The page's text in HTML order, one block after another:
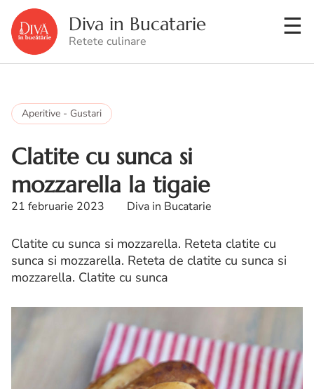
Diva in Bucatarie
Retete culinare
Aperitive - Gustari
Clatite cu sunca si
mozzarella la tigaie
21 februarie 2023 Diva in Bucatarie
Clatite cu sunca si mozzarella. Reteta clatite cu
sunca si mozzarella. Reteta de clatite cu sunca si
mozzarella. Clatite cu sunca